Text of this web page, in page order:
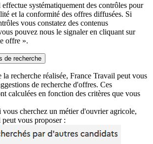
systématiquement des contrôles pour
et la conformité des offres diffusées. Si
vous constatez des contenus
pouvez nous le signaler en cliquant sur
offre ».
de recherche
recherche réalisée, France Travail peut vous
de recherche d'offres. Ces
calculées en fonction des critères que vous
vous cherchez un métier d'ouvrier agricole,
vous proposer :